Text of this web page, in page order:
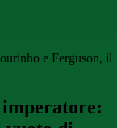
e Ferguson, il